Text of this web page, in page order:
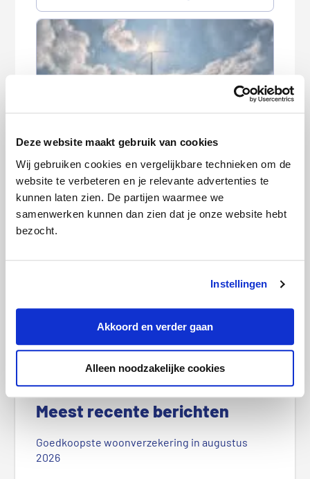
Deze website maakt gebruik van cookies
Wij gebruiken cookies en vergelijkbare technieken om de
website te verbeteren en je relevante advertenties te
kunnen laten zien. De partijen waarmee we
samenwerken kunnen dan zien dat je onze website hebt
bezocht.
Instellingen
Akkoord en verder gaan
Alleen noodzakelijke cookies
Feit of fabel: je kunt alleen aan het
einde van het jaar overstappen van
zorgverzekering
Zorgverzekeringspremies bekend: dit
zijn de drie goedkoopste
P
Meest recente berichten
Goedkoopste woonverzekering in augustus
2026